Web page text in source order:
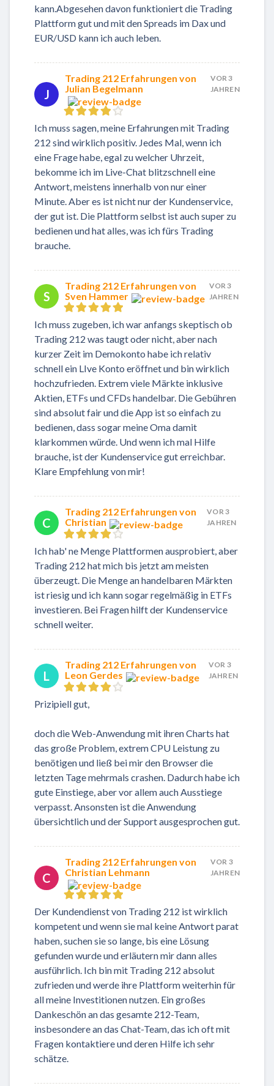
kann.Abgesehen davon funktioniert die Trading
Plattform gut und mit den Spreads im Dax und
EUR/USD kann ich auch leben.
J
Trading 212 Erfahrungen von
Julian Begelmann
VOR 3
JAHREN
Ich muss sagen, meine Erfahrungen mit Trading
212 sind wirklich positiv. Jedes Mal, wenn ich
eine Frage habe, egal zu welcher Uhrzeit,
bekomme ich im Live-Chat blitzschnell eine
Antwort, meistens innerhalb von nur einer
Minute. Aber es ist nicht nur der Kundenservice,
der gut ist. Die Plattform selbst ist auch super zu
bedienen und hat alles, was ich fürs Trading
brauche.
S
Trading 212 Erfahrungen von
Sven Hammer
VOR 3
JAHREN
Ich muss zugeben, ich war anfangs skeptisch ob
Trading 212 was taugt oder nicht, aber nach
kurzer Zeit im Demokonto habe ich relativ
schnell ein LIve Konto eröffnet und bin wirklich
hochzufrieden. Extrem viele Märkte inklusive
Aktien, ETFs und CFDs handelbar. Die Gebühren
sind absolut fair und die App ist so einfach zu
bedienen, dass sogar meine Oma damit
klarkommen würde. Und wenn ich mal Hilfe
brauche, ist der Kundenservice gut erreichbar.
Klare Empfehlung von mir!
C
Trading 212 Erfahrungen von
Christian
VOR 3
JAHREN
Ich hab' ne Menge Plattformen ausprobiert, aber
Trading 212 hat mich bis jetzt am meisten
überzeugt. Die Menge an handelbaren Märkten
ist riesig und ich kann sogar regelmäßig in ETFs
investieren. Bei Fragen hilft der Kundenservice
schnell weiter.
L
Trading 212 Erfahrungen von
Leon Gerdes
VOR 3
JAHREN
Prizipiell gut,
doch die Web-Anwendung mit ihren Charts hat
das große Problem, extrem CPU Leistung zu
benötigen und ließ bei mir den Browser die
letzten Tage mehrmals crashen. Dadurch habe ich
gute Einstiege, aber vor allem auch Ausstiege
verpasst. Ansonsten ist die Anwendung
übersichtlich und der Support ausgesprochen gut.
C
Trading 212 Erfahrungen von
Christian Lehmann
VOR 3
JAHREN
Der Kundendienst von Trading 212 ist wirklich
kompetent und wenn sie mal keine Antwort parat
haben, suchen sie so lange, bis eine Lösung
gefunden wurde und erläutern mir dann alles
ausführlich. Ich bin mit Trading 212 absolut
zufrieden und werde ihre Plattform weiterhin für
all meine Investitionen nutzen. Ein großes
Dankeschön an das gesamte 212-Team,
insbesondere an das Chat-Team, das ich oft mit
Fragen kontaktiere und deren Hilfe ich sehr
schätze.